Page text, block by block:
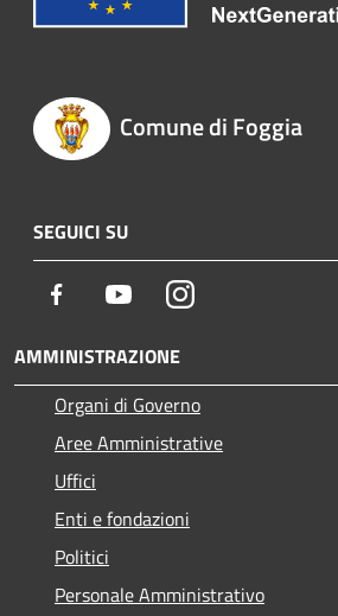
Comune di Foggia
SEGUICI SU
Facebook YoutubeInstagram
AMMINISTRAZIONE
Organi di Governo
Aree Amministrative
Uffici
Enti e fondazioni
Politici
Personale Amministrativo